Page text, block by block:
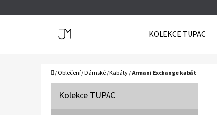
KOLEKCE TUPAC
Domů
/Oblečení/Dámské/Kabáty/Armani Exchange kabát
Přeskočit
K Kolekce TUPAC